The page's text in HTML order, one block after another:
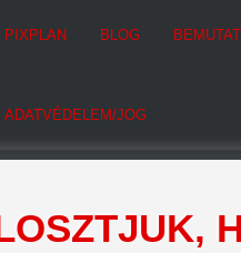
PIXPLAN BLOG
ADATVÉDELEM/JOG